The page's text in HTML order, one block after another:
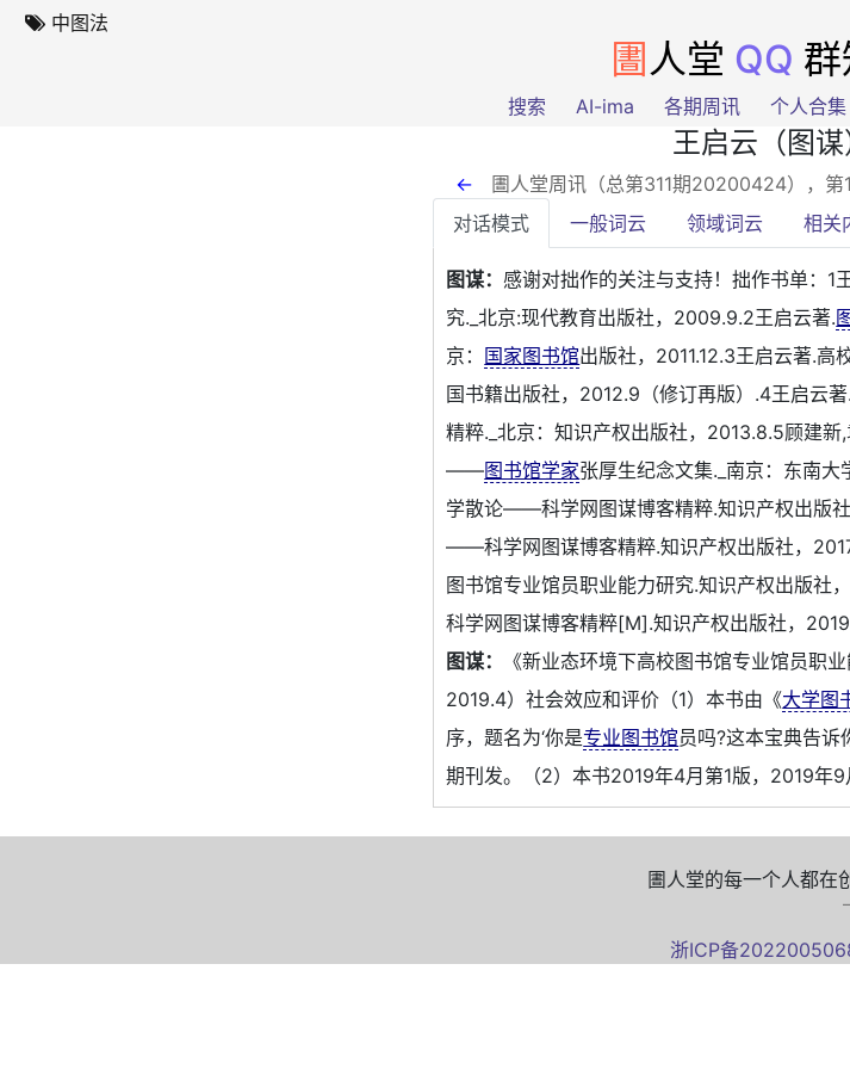
中图法
圕 人堂 QQ
搜索 AI-ima 各期周讯 个人合集
王启云（图
← 圕人堂周讯（总第311期20200424），第
对话模式
一般词云 领域词云 相关
图谋：感谢对拙作的关注与支持！拙作书单：1
究._北京:现代教育出版社，2009.9.2王启云著.
京： 国家图书馆出版社，2011.12.3王启云著.高
国书籍出版社，2012.9（修订再版）.4王启云
精粹._北京：知识产权出版社，2013.8.5顾建
——图书馆学家张厚生纪念文集._南京：东南
学散论——科学网图谋博客精粹.知识产权出版
——科学网图谋博客精粹.知识产权出版社，
图书馆专业馆员职业能力研究.知识产权出版
科学网图谋博客精粹[M].知识产权出版社，
图谋：
《新业态环境下高校图书馆专业馆员职
2019.4）社会效应和评价（1）本书由《大学图
序，题名为‘你是专业图书馆员吗?这本宝典告诉
期刊发。（2）本书2019年4月第1版，2019年9
圕人堂的每一个人都在
浙ICP备